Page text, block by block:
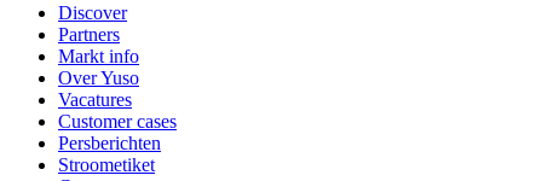
Discover
Partners
Markt info
Over Yuso
Vacatures
Customer cases
Persberichten
Stroometiket